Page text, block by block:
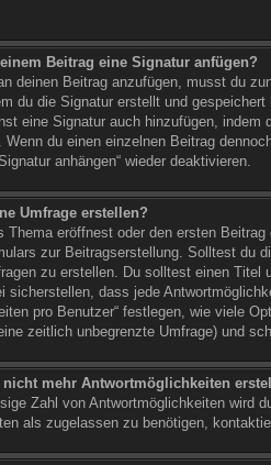
Beitrag eine Signatur anfügen?
deinen Beitrag anzufügen, musst du
du die Signatur erstellt und
eine Signatur auch hinzufügen, indem
Wenn du einen einzelnen Beitrag
anhängen“ wieder deaktivieren.
Umfrage erstellen?
Thema eröffnest oder den ersten
zur Beitragserstellung. Solltest du
zu erstellen. Du solltest einen
sicherstellen, dass jede
pro Benutzer“ festlegen, wie viele
zeitlich unbegrenzte Umfrage) und
nicht mehr Antwortmöglichkeiten
Zahl von Antwortmöglichkeiten wird
als zugelassen zu benötigen,